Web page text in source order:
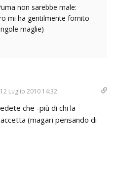
non sarebbe male:
mi ha gentilmente fornito
maglie)
12 Luglio 2010 14:32
che -più di chi la
(magari pensando di